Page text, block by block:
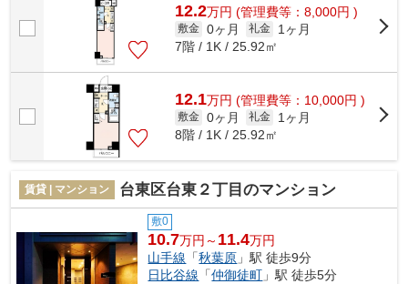
12.2万円 (管理費等：8,000円 )
敷金 0ヶ月 礼金
1ヶ月
7階 / 1K / 25.92㎡
12.1万円 (管理費等：10,000円 )
敷金 0ヶ月 礼金
1ヶ月
8階 / 1K / 25.92㎡
賃貸 | マンション 台東区台東２丁目のマンション
敷0
10.7万円～ 11.4万円
山手線 「秋葉原 」駅 徒歩9分
日比谷線 「仲御徒町 」駅 徒歩5分